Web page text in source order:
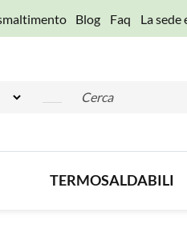
Blog Faq La
TERMOSALDABILI